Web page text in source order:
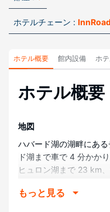
ホテルチェーン : InnRoad
ホテル概要 館内設備 ホ
ホテル概要
地図
ハバード湖の湖畔にあ
ド湖まで車で 4 分かか
ヒュロン湖まで 23 km
部屋
もっと見る